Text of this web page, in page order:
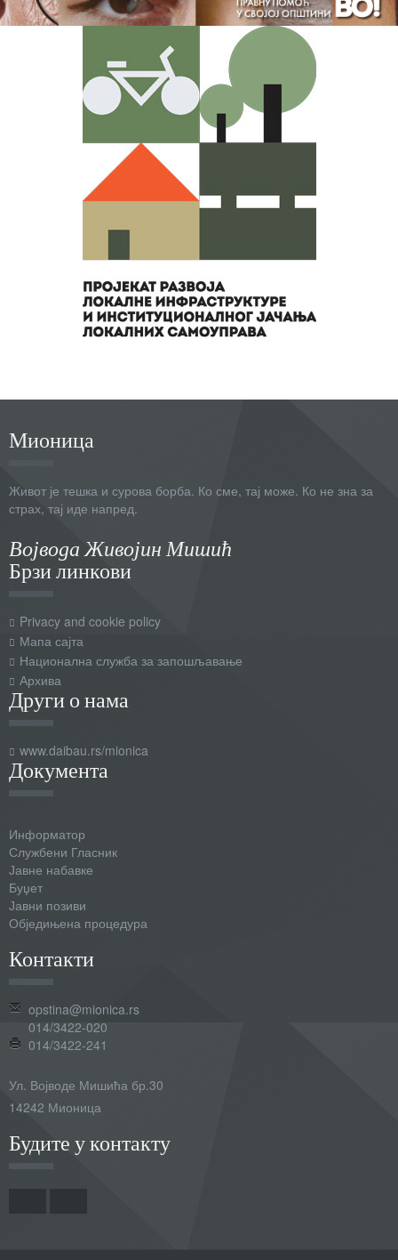
Мионица
Живот је тешка и сурова борба. Ко сме, тај може. Ко не зна за
страх, тај иде напред.
Војвода Живојин Мишић
Брзи линкови
Privacy and cookie policy
Мапа сајта
Национална служба за запошљавање
Архива
Други о нама
www.daibau.rs/mionica
Документа
Информатор
Службени Гласник
Јавне набавке
Буџет
Јавни позиви
Обједињена процедура
Контакти
opstina@mionica.rs
014/3422-020
014/3422-241
Ул. Војводе Мишића бр.30
14242 Мионица
Будите у контакту